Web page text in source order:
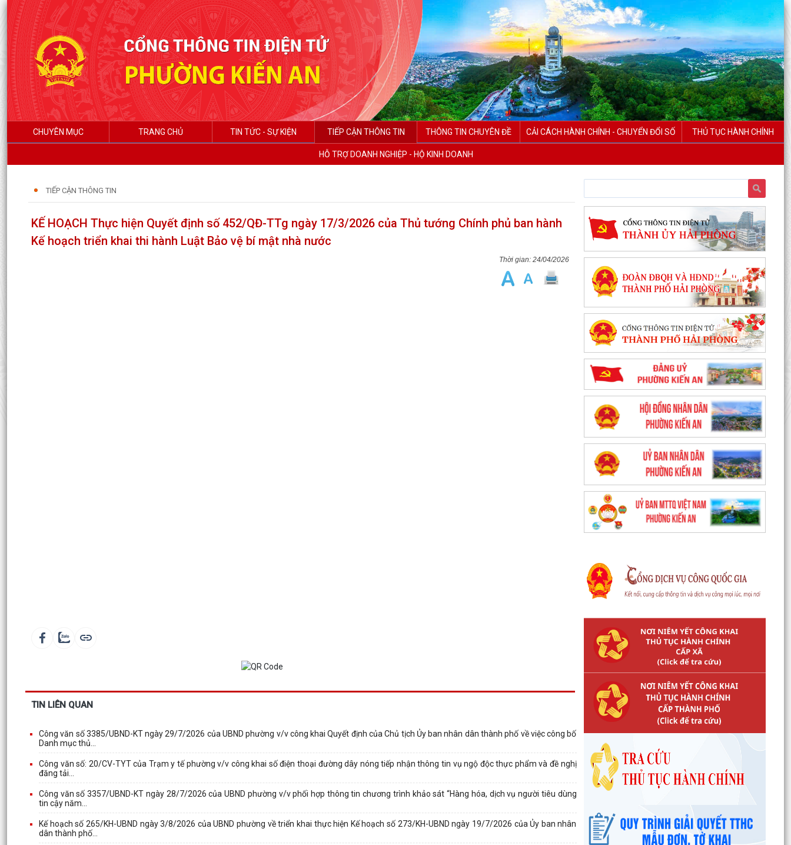
CHUYÊN MỤC TRANG CHỦ TIN TỨC - SỰ KIỆN TIẾP CẬN THÔNG TIN THÔNG TIN CHUYÊN ĐỀ CẢI CÁCH HÀNH CHÍNH - CHUYỂN ĐỔI SỐ THỦ TỤC HÀNH CHÍNH
HỖ TRỢ DOANH NGHIỆP - HỘ KINH DOANH
TIẾP CẬN THÔNG TIN
KẾ HOẠCH Thực hiện Quyết định số 452/QĐ-TTg ngày 17/3/2026 của Thủ tướng Chính phủ ban hành
Kế hoạch triển khai thi hành Luật Bảo vệ bí mật nhà nước
24/04/2026
TIN LIÊN QUAN
Công văn số 3385/UBND-KT ngày 29/7/2026 của UBND phường v/v công khai Quyết định của Chủ tịch Ủy ban nhân dân thành phố về việc công bố
Danh mục thủ...
Công văn số: 20/CV-TYT của Trạm y tế phường v/v công khai số điện thoại đường dây nóng tiếp nhận thông tin vụ ngộ độc thực phẩm và đề nghị
đăng tải...
Công văn số 3357/UBND-KT ngày 28/7/2026 của UBND phường v/v phối hợp thông tin chương trình khảo sát “Hàng hóa, dịch vụ người tiêu dùng
tin cậy năm...
Kế hoạch số 265/KH-UBND ngày 3/8/2026 của UBND phường về triển khai thực hiện Kế hoạch số 273/KH-UBND ngày 19/7/2026 của Ủy ban nhân
dân thành phố...
Công văn số 3385/UBND-KT ngày 29/7/2026
của UBND phường v/v công khai Quyết định của
Chủ tịch Ủy...